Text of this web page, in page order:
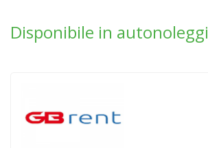
Disponibile in autonoleggi